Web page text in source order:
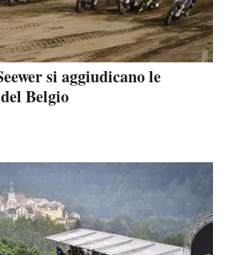
si aggiudicano le
Belgio